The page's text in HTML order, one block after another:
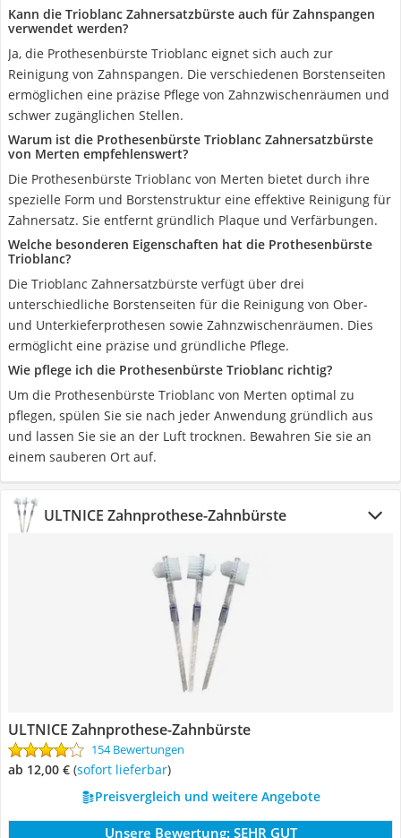
Kann die Trioblanc Zahnersatzbürste auch für Zahnspangen
verwendet werden?
Ja, die Prothesenbürste Trioblanc eignet sich auch zur
Reinigung von Zahnspangen. Die verschiedenen Borstenseiten
ermöglichen eine präzise Pflege von Zahnzwischenräumen und
schwer zugänglichen Stellen.
Warum ist die Prothesenbürste Trioblanc Zahnersatzbürste
von Merten empfehlenswert?
Die Prothesenbürste Trioblanc von Merten bietet durch ihre
spezielle Form und Borstenstruktur eine effektive Reinigung für
Zahnersatz. Sie entfernt gründlich Plaque und Verfärbungen.
Welche besonderen Eigenschaften hat die Prothesenbürste
Trioblanc?
Die Trioblanc Zahnersatzbürste verfügt über drei
unterschiedliche Borstenseiten für die Reinigung von Ober-
und Unterkieferprothesen sowie Zahnzwischenräumen. Dies
ermöglicht eine präzise und gründliche Pflege.
Wie pflege ich die Prothesenbürste Trioblanc richtig?
Um die Prothesenbürste Trioblanc von Merten optimal zu
pflegen, spülen Sie sie nach jeder Anwendung gründlich aus
und lassen Sie sie an der Luft trocknen. Bewahren Sie sie an
einem sauberen Ort auf.
ULTNICE Zahnprothese-Zahnbürste
ULTNICE Zahnprothese-Zahnbürste
154 Bewertungen
ab 12,00 € ( Sofort lieferbar)
Preisvergleich und weitere Angebote
Unsere Bewertung: SEHR GUT